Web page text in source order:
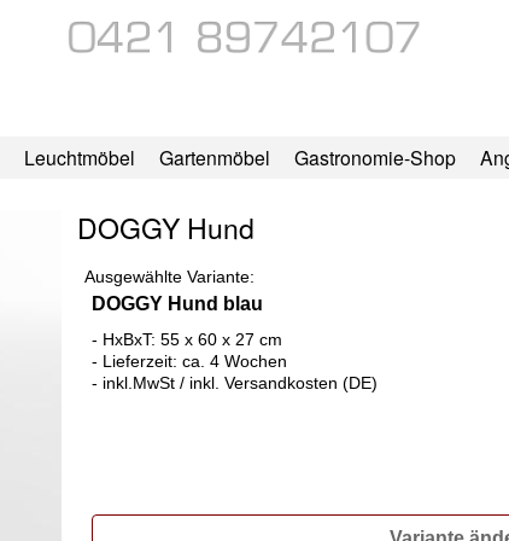
Leuchtmöbel Gartenmöbel Gastronomie-Shop
DOGGY Hund
Ausgewählte Variante:
DOGGY Hund blau
- HxBxT: 55 x 60 x 27 cm
- Lieferzeit: ca. 4 Wochen
- inkl.MwSt / inkl. Versandkosten (DE)